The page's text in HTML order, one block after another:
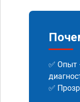
✅ Опыт
✅